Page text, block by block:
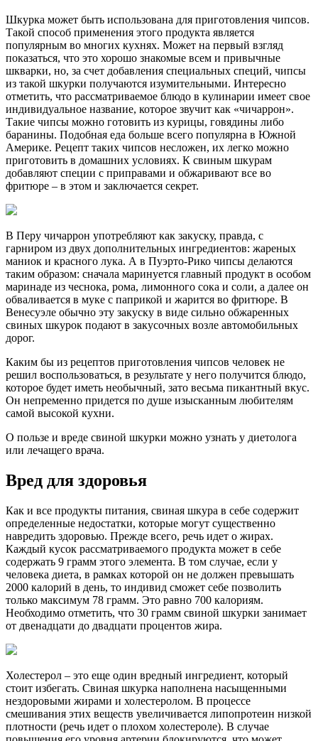
Шкурка может быть использована для приготовления чипсов.
Такой способ применения этого продукта является
популярным во многих кухнях. Может на первый взгляд
показаться, что это хорошо знакомые всем и привычные
шкварки, но, за счет добавления специальных специй, чипсы
из такой шкурки получаются изумительными. Интересно
отметить, что рассматриваемое блюдо в кулинарии имеет свое
индивидуальное название, которое звучит как «чичаррон».
Такие чипсы можно готовить из курицы, говядины либо
баранины. Подобная еда больше всего популярна в Южной
Америке. Рецепт таких чипсов несложен, их легко можно
приготовить в домашних условиях. К свиным шкурам
добавляют специи с приправами и обжаривают все во
фритюре – в этом и заключается секрет.
В Перу чичаррон употребляют как закуску, правда, с
гарниром из двух дополнительных ингредиентов: жареных
маниок и красного лука. А в Пуэрто-Рико чипсы делаются
таким образом: сначала маринуется главный продукт в особом
маринаде из чеснока, рома, лимонного сока и соли, а далее он
обваливается в муке с паприкой и жарится во фритюре. В
Венесуэле обычно эту закуску в виде сильно обжаренных
свиных шкурок подают в закусочных возле автомобильных
дорог.
Каким бы из рецептов приготовления чипсов человек не
решил воспользоваться, в результате у него получится блюдо,
которое будет иметь необычный, зато весьма пикантный вкус.
Он непременно придется по душе изысканным любителям
самой высокой кухни.
О пользе и вреде свиной шкурки можно узнать у диетолога
или лечащего врача.
Вред для здоровья
Как и все продукты питания, свиная шкура в себе содержит
определенные недостатки, которые могут существенно
навредить здоровью. Прежде всего, речь идет о жирах.
Каждый кусок рассматриваемого продукта может в себе
содержать 9 грамм этого элемента. В том случае, если у
человека диета, в рамках которой он не должен превышать
2000 калорий в день, то индивид сможет себе позволить
только максимум 78 грамм. Это равно 700 калориям.
Необходимо отметить, что 30 грамм свиной шкурки занимает
от двенадцати до двадцати процентов жира.
Холестерол – это еще один вредный ингредиент, который
стоит избегать. Свиная шкурка наполнена насыщенными
нездоровыми жирами и холестеролом. В процессе
смешивания этих веществ увеличивается липопротеин низкой
плотности (речь идет о плохом холестероле). В случае